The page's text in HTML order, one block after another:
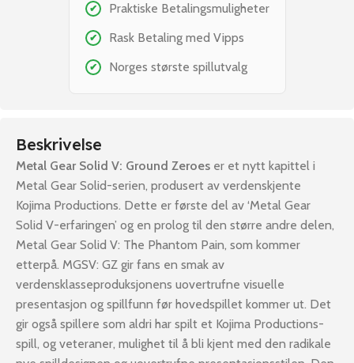
✔ Praktiske Betalingsmuligheter
✔ Rask Betaling med Vipps
✔ Norges største spillutvalg
Beskrivelse
Metal Gear Solid V: Ground Zeroes er et nytt kapittel i
Metal Gear Solid-serien, produsert av verdenskjente
Kojima Productions. Dette er første del av ‘Metal Gear
Solid V-erfaringen’ og en prolog til den større andre delen,
Metal Gear Solid V: The Phantom Pain, som kommer
etterpå. MGSV: GZ gir fans en smak av
verdensklasseproduksjonens uovertrufne visuelle
presentasjon og spillfunn før hovedspillet kommer ut. Det
gir også spillere som aldri har spilt et Kojima Productions-
spill, og veteraner, mulighet til å bli kjent med den radikale